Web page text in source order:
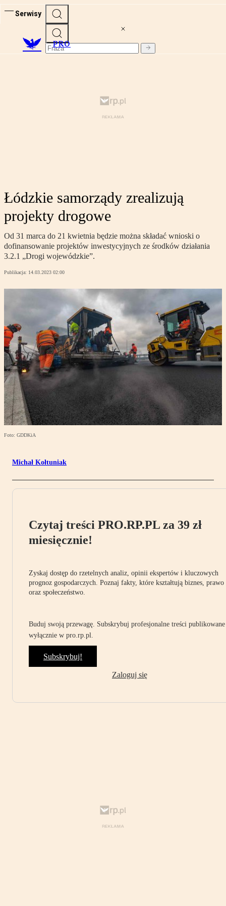
Serwisy
PRO
Łódzkie samorządy zrealizują
projekty drogowe
Od 31 marca do 21 kwietnia będzie można składać wnioski o
dofinansowanie projektów inwestycyjnych ze środków działania
3.2.1 „Drogi wojewódzkie”.
Publikacja: 14.03.2023 02:00
Foto: GDDKiA
Michał Kołtuniak
Czytaj treści PRO.RP.PL za 39 zł
miesięcznie!
Zyskaj dostęp do rzetelnych analiz, opinii ekspertów i kluczowych
prognoz gospodarczych. Poznaj fakty, które kształtują biznes, prawo
oraz społeczeństwo.
Buduj swoją przewagę. Subskrybuj profesjonalne treści publikowane
wyłącznie w pro.rp.pl.
Subskrybuj!
Zaloguj się